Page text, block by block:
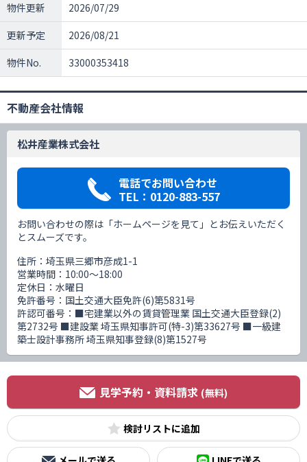
物件更新
2026/07/29
更新予定
2026/08/21
物件No.
33000353418
不動産会社情報
松井産業株式会社
電話でお問い合わせ
TEL：0120-883-557
お問い合わせの際は「ホームページを見て」とお伝えいただく
とスムーズです。
住所：埼玉県三郷市彦成1-1
営業時間：10:00〜18:00
定休日：水曜日
免許番号：国土交通大臣免許(6)第5831号
許認可番号：■宅建業以外の賃貸管理業 国土交通大臣登録(2)
第2732号 ■建設業 埼玉県知事許可(特-3)第33627号 ■一級建
築士設計事務所 埼玉県知事登録(8)第1527号
見学予約・資料請求 (無料)
検討リスト